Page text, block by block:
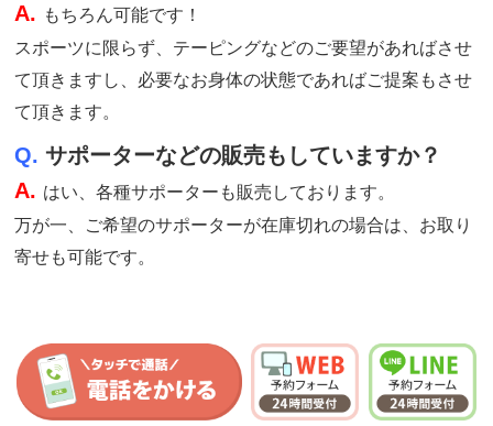
A. もちろん可能です！
スポーツに限らず、テーピングなどのご要望があればさせ
て頂きますし、必要なお身体の状態であればご提案もさせ
て頂きます。
Q.サポーターなどの販売もしていますか？
A. はい、各種サポーターも販売しております。
万が一、ご希望のサポーターが在庫切れの場合は、お取り
寄せも可能です。